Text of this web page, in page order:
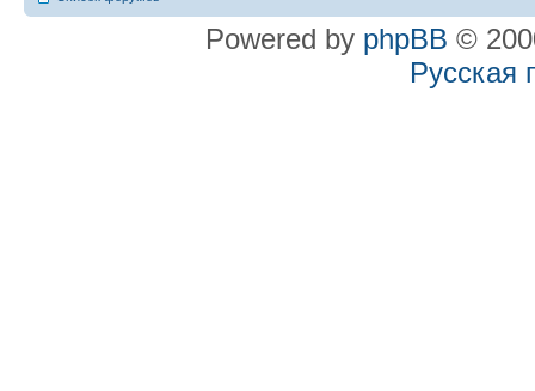
Powered by phpBB ©
Русская